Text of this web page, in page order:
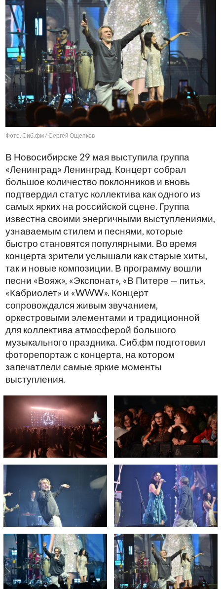
Фото: Сиб.фм / Сергей Ощепков
В Новосибирске 29 мая выступила группа
«Ленинград» Ленинград. Концерт собрал
большое количество поклонников и вновь
подтвердил статус коллектива как одного из
самых ярких на российской сцене. Группа
известна своими энергичными выступлениями,
узнаваемым стилем и песнями, которые
быстро становятся популярными. Во время
концерта зрители услышали как старые хиты,
так и новые композиции. В программу вошли
песни «Вояж», «Экспонат», «В Питере — пить»,
«Кабриолет» и «WWW». Концерт
сопровождался живым звучанием,
оркестровыми элементами и традиционной
для коллектива атмосферой большого
музыкального праздника. Сиб.фм подготовил
фоторепортаж с концерта, на котором
запечатлели самые яркие моменты
выступления.